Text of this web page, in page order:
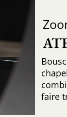
faire